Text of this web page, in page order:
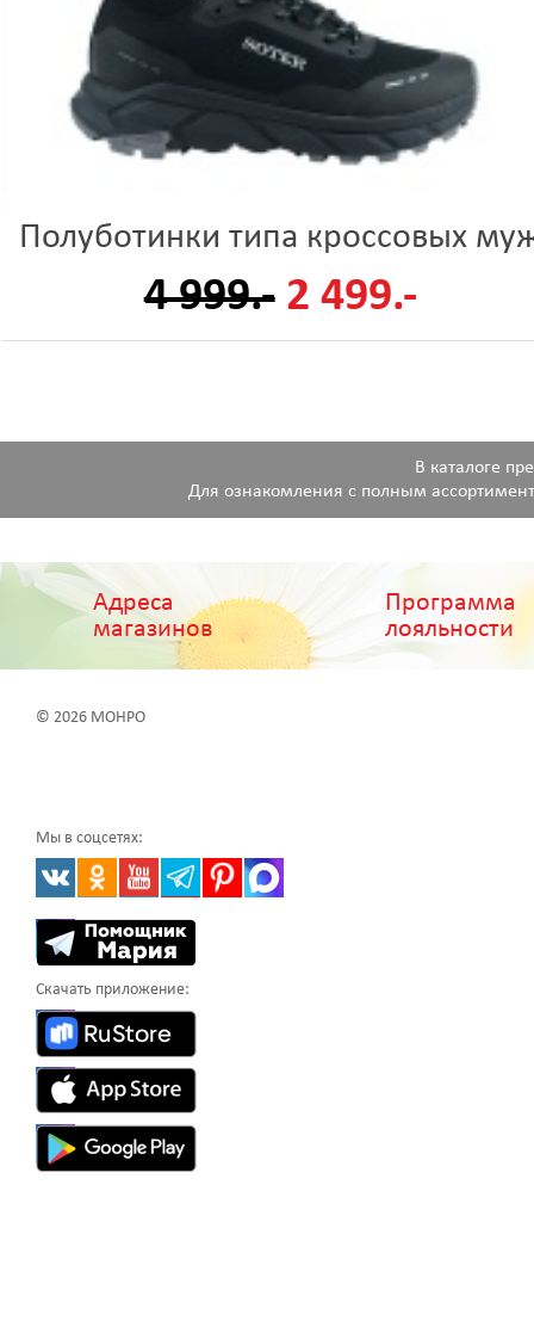
Полуботинки типа кроссовых
4 999.- 2 499.-
В каталоге
Для ознакомления с полным
Адреса
магазинов
Программа
лояльности
© 2026 МОНРО
Мы в соцсетях:
Скачать приложение: